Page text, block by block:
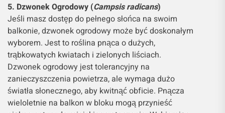
5. Dzwonek Ogrodowy (Campsis radicans)
Jeśli masz dostęp do pełnego słońca na swoim
balkonie, dzwonek ogrodowy może być doskonałym
wyborem. Jest to roślina pnąca o dużych,
trąbkowatych kwiatach i zielonych liściach.
Dzwonek ogrodowy jest tolerancyjny na
zanieczyszczenia powietrza, ale wymaga dużo
światła słonecznego, aby kwitnąć obficie. Pnącza
wieloletnie na balkon w bloku mogą przynieść